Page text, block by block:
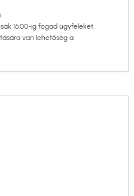
16:00-ig fogad ügyfeleket.
van lehetőség a